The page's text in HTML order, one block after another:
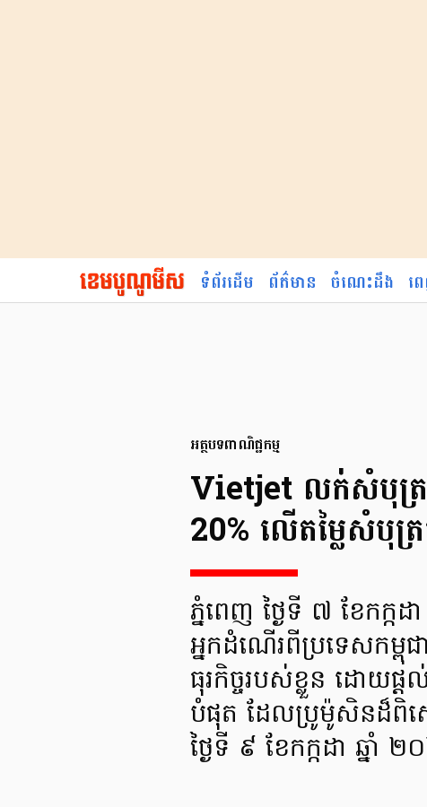
ទំព័រដើម ព័ត៌មាន ចំណេះដឹង ព
អត្ថបទពាណិជ្ជកម្ម
Vietjet លក់សំបុត្រប
20% លើតម្លៃសំបុត្
ភ្នំពេញ ថ្ងៃទី ៧ ខែក
អ្នកដំណើរពីប្រទេសកម្ពុ
ធុរកិច្ចរបស់ខ្លួន ដោយផ្ត
បំផុត ដែលប្រូម៉ូសិនដ៏ពិស
ថ្ងៃទី ៩ ខែកក្កដា ឆ្នាំ